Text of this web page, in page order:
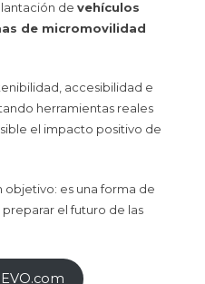
de vehículos
de micromovilidad
accesibilidad e
herramientas reales
el impacto positivo de
objetivo: es una forma de
el futuro de las